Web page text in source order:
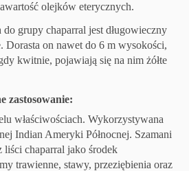
olejków eterycznych.
do grupy chaparral jest długowieczny
Dorasta on nawet do 6 m wysokości,
kwitnie, pojawiają się na nim żółte
zastosowanie:
właściwościach. Wykorzystywana
Indian Ameryki Północnej. Szamani
liści chaparral jako środek
trawienne, stawy, przeziębienia oraz